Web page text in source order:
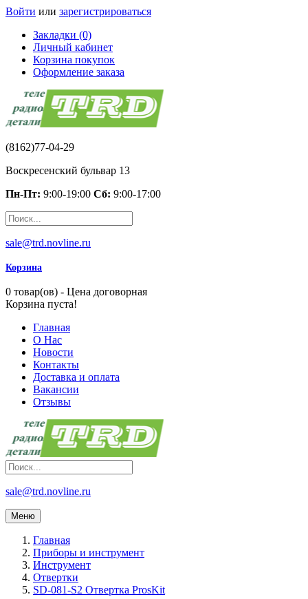
Войти или зарегистрироваться
Закладки (0)
Личный кабинет
Корзина покупок
Оформление заказа
(8162)77-04-29
Воскресенский бульвар 13
Пн-Пт: 9:00-19:00 Сб: 9:00-17:00
sale@trd.novline.ru
Корзина
0 товар(ов) - Цена договорная
Корзина пуста!
Главная
О Нас
Новости
Контакты
Доставка и оплата
Вакансии
Отзывы
sale@trd.novline.ru
Меню
Главная
Приборы и инструмент
Инструмент
Отвертки
SD-081-S2 Отвертка ProsKit